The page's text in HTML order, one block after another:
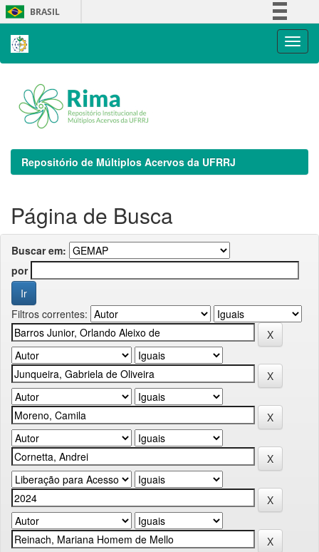
Skip
navigation
BRASIL
Repositório de Múltiplos Acervos da UFRRJ
Página de Busca
Buscar em:
por
Filtros correntes: